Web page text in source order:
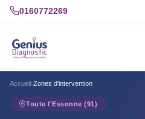
0160772269
Accueil›Zones d'intervention
Toute l'Essonne (91)